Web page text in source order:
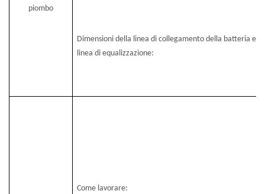
piombo
Dimensioni della linea di collegamento della batteria e
linea di equalizzazione:
Come lavorare: